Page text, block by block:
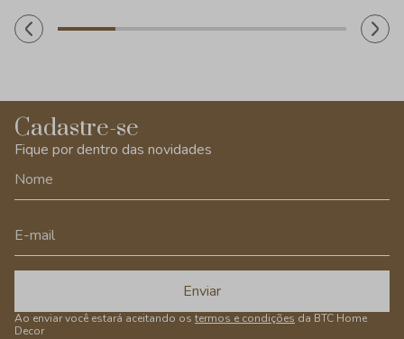
Cadastre-se
Fique por dentro das novidades
Enviar
Ao enviar você estará aceitando os termos e condições da BTC Home
Decor